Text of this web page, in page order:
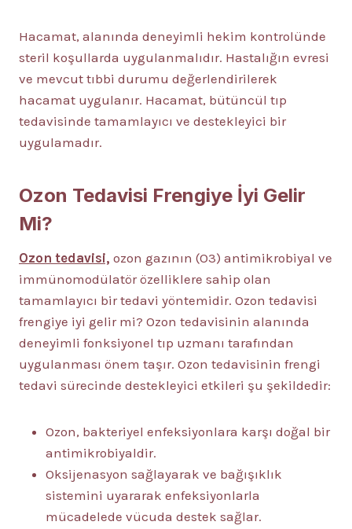
Hacamat, alanında deneyimli hekim kontrolünde
steril koşullarda uygulanmalıdır. Hastalığın evresi
ve mevcut tıbbi durumu değerlendirilerek
hacamat uygulanır. Hacamat, bütüncül tıp
tedavisinde tamamlayıcı ve destekleyici bir
uygulamadır.
Ozon Tedavisi Frengiye İyi Gelir
Mi?
Ozon tedavisi, ozon gazının (O3) antimikrobiyal ve
immünomodülatör özelliklere sahip olan
tamamlayıcı bir tedavi yöntemidir. Ozon tedavisi
frengiye iyi gelir mi? Ozon tedavisinin alanında
deneyimli fonksiyonel tıp uzmanı tarafından
uygulanması önem taşır. Ozon tedavisinin frengi
tedavi sürecinde destekleyici etkileri şu şekildedir:
Ozon, bakteriyel enfeksiyonlara karşı doğal bir
antimikrobiyaldir.
Oksijenasyon sağlayarak ve bağışıklık
sistemini uyararak enfeksiyonlarla
mücadelede vücuda destek sağlar.